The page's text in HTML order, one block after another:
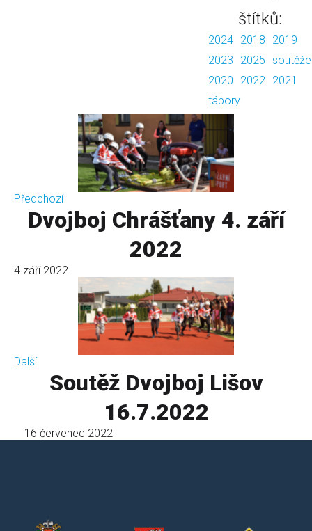
štítků:
2024 2018
2019
2023
2025 soutěže
2020
2022
2021
tábory
Předchozí
Dvojboj Chrášťany 4. září
2022
4 září 2022
Další
Soutěž Dvojboj Lišov
16.7.2022
16 červenec 2022